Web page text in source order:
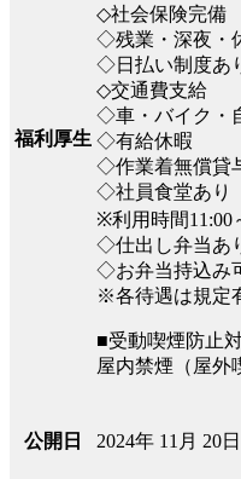
福利厚生
◇社会保険完備
◇残業・深夜・
◇日払い制度あ
◇交通費支給
◇車・バイク・
◇有給休暇
◇作業着無償貸
◇社員食堂あり
※利用時間11:00
◇仕出し弁当あ
◇お弁当持込み
※各待遇は規定
■受動喫煙防止
屋内禁煙（屋外
公開日 2024年 11月 20日